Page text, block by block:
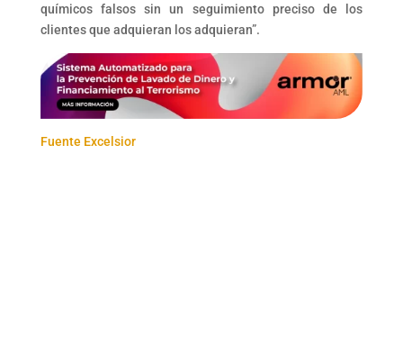
químicos falsos sin un seguimiento preciso de los
clientes que adquieran los adquieran”.
Fuente Excelsior